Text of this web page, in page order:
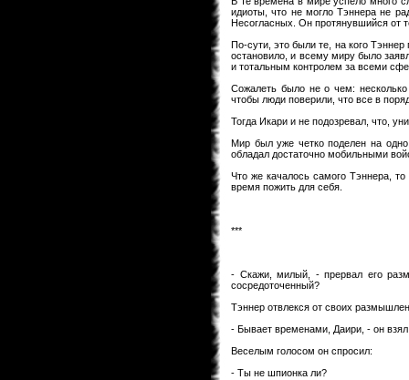
идиоты, что не могло Тэннера не
Несогласных. Он протянувшийся от
По-сути, это были те, на кого
остановило, и всему миру было
и тотальным контролем за всеми
Сожалеть было не о чем: несколько
чтобы люди поверили, что все в
Тогда Икари и не подозревал, что,
Мир был уже четко поделен на одно
обладал достаточно мобильными
Что же качалось самого Тэннера,
время пожить для себя.
***
- Скажи, милый, - прервал его
сосредоточенный?
Тэннер отвлекся от своих
- Бывает временами, Даири, - он взял
Веселым голосом он спросил:
- Ты не шпионка ли?